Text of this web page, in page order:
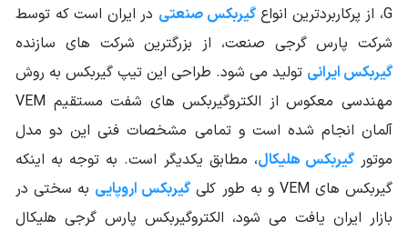
گیربکس
2HP - 1.5KW
گشتاور خروجی
گیربکس (N.m)
از 35.1 تا 114 نیوتن متر
جنس پوسته چدن Cast Iron
سرویس فاکتور
Service Factor
قطر شافت خروجی
28
G، از پرکاربردترین انواع
گیربکس صنعتی در ایران است که توسط
شرکت پارس گرجی صنعت، از بزرگترین شرکت های سازنده
گیربکس ایرانی تولید می شود. طراحی این تیپ گیربکس به روش
مهندسی معکوس از الکتروگیربکس های شفت مستقیم VEM
آلمان انجام شده است و تمامی مشخصات فنی این دو مدل
موتورگیربکس هلیکال، مطابق یکدیگر است. به توجه به اینکه
گیربکس های VEM و به طور کلی
گیربکس اروپایی به سختی در
بازار ایران یافت می شود، الکتروگیربکس پارس گرجی هلیکال